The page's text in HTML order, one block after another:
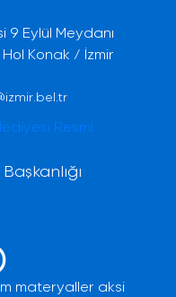
9 Eylül Meydanı
Konak / İzmir
materyaller aksi